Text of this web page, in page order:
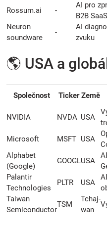
Rossum.ai
-
AI pro
B2B SaaS
Neuron
soundware
-
AI
zvuku
🌎 USA a
Společnost Ticker Země
NVIDIA
NVDA USA
Microsoft
MSFT USA
Alphabet
(Google)
GOOGLUSA
Palantir
Technologies
PLTR USA
Taiwan
Semiconductor
TSM
Tchaj-
wan